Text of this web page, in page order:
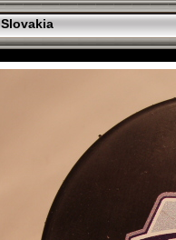
Slovakia